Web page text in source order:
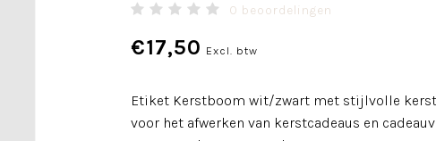
0 beoordelingen
€17,50 Excl. btw
Etiket Kerstboom wit/zwart met stijlvolle
voor het afwerken van kerstcadeaus en